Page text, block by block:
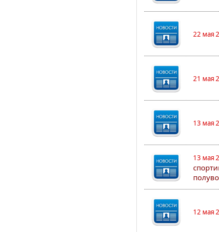
22 мая
21 мая
13 мая
13 мая
12 мая